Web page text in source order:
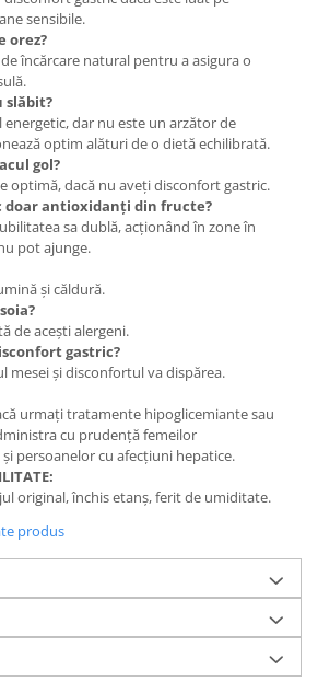
sensibile.
orez?
încărcare natural pentru a asigura o
slăbit?
dar nu este un arzător de
optim alături de o dietă echilibrată.
gol?
optimă, dacă nu aveți disconfort gastric.
doar antioxidanți din fructe?
sa dublă, acționând în zone în
pot ajunge.
și căldură.
de acești alergeni.
gastric?
mesei și disconfortul va dispărea.
urmați tratamente hipoglicemiante sau
cu prudență femeilor
persoanelor cu afecțiuni hepatice.
original, închis etanș, ferit de umiditate.
produs